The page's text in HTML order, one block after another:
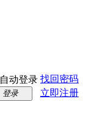
自动登录 找回密码
登录 立即注册